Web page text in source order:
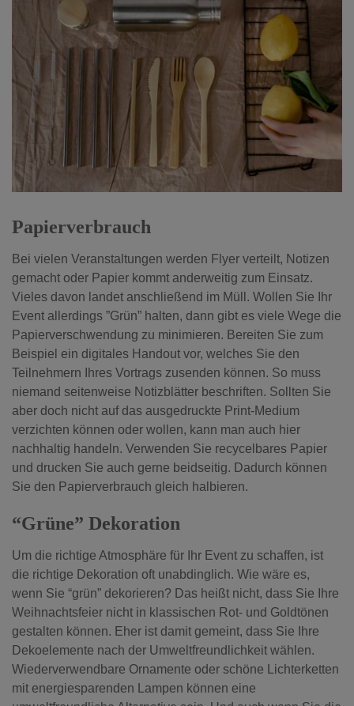
Papierverbrauch
Bei vielen Veranstaltungen werden Flyer verteilt, Notizen
gemacht oder Papier kommt anderweitig zum Einsatz.
Vieles davon landet anschließend im Müll. Wollen Sie Ihr
Event allerdings ”Grün” halten, dann gibt es viele Wege die
Papierverschwendung zu minimieren. Bereiten Sie zum
Beispiel ein digitales Handout vor, welches Sie den
Teilnehmern Ihres Vortrags zusenden können. So muss
niemand seitenweise Notizblätter beschriften. Sollten Sie
aber doch nicht auf das ausgedruckte Print-Medium
verzichten können oder wollen, kann man auch hier
nachhaltig handeln. Verwenden Sie recycelbares Papier
und drucken Sie auch gerne beidseitig. Dadurch können
Sie den Papierverbrauch gleich halbieren.
“Grüne” Dekoration
Um die richtige Atmosphäre für Ihr Event zu schaffen, ist
die richtige Dekoration oft unabdinglich. Wie wäre es,
wenn Sie “grün” dekorieren? Das heißt nicht, dass Sie Ihre
Weihnachtsfeier nicht in klassischen Rot- und Goldtönen
gestalten können. Eher ist damit gemeint, dass Sie Ihre
Dekoelemente nach der Umweltfreundlichkeit wählen.
Wiederverwendbare Ornamente oder schöne Lichterketten
mit energiesparenden Lampen können eine